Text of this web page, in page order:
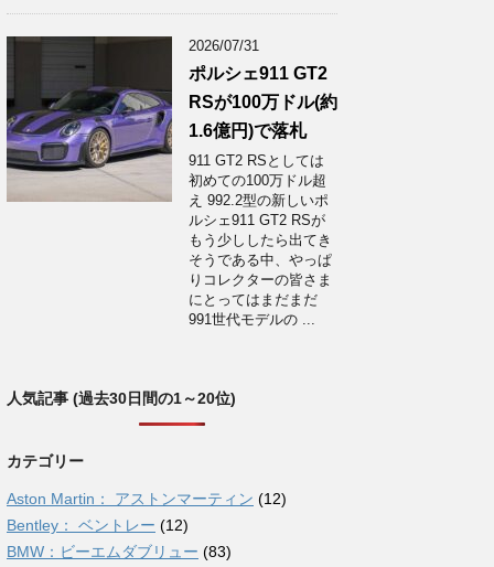
2026/07/31
ポルシェ911 GT2
RSが100万ドル(約
1.6億円)で落札
911 GT2 RSとしては
初めての100万ドル超
え 992.2型の新しいポ
ルシェ911 GT2 RSが
もう少ししたら出てき
そうである中、やっぱ
りコレクターの皆さま
にとってはまだまだ
991世代モデルの ...
人気記事 (過去30日間の1～20位)
カテゴリー
Aston Martin： アストンマーティン (12)
Bentley： ベントレー (12)
BMW：ビーエムダブリュー (83)